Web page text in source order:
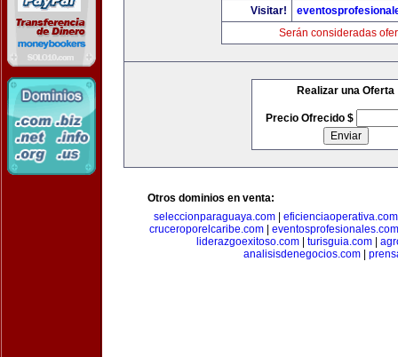
Visitar!
Serán consideradas
Realizar una Oferta
Precio Ofrecido $
Otros dominios en venta:
seleccionparaguaya.com
eficienciaoperativa.com
cruceroporelcaribe.com| eventosprofesionales.com
liderazgoexitoso.com| turisguia.com|
analisisdenegocios.com|